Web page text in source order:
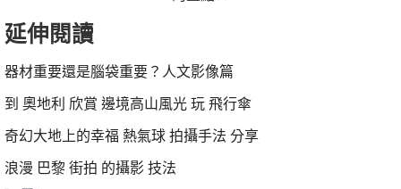
延伸閱讀
器材重要還是腦袋重要？人文影像篇
到 奧地利 欣賞 邊境高山風光 玩 飛行傘
奇幻大地上的幸福 熱氣球 拍攝手法 分享
浪漫 巴黎 街拍 的攝影 技法